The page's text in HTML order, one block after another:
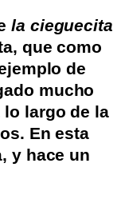
la cieguecita
que como
de
mucho
lo largo de la
En esta
y hace un